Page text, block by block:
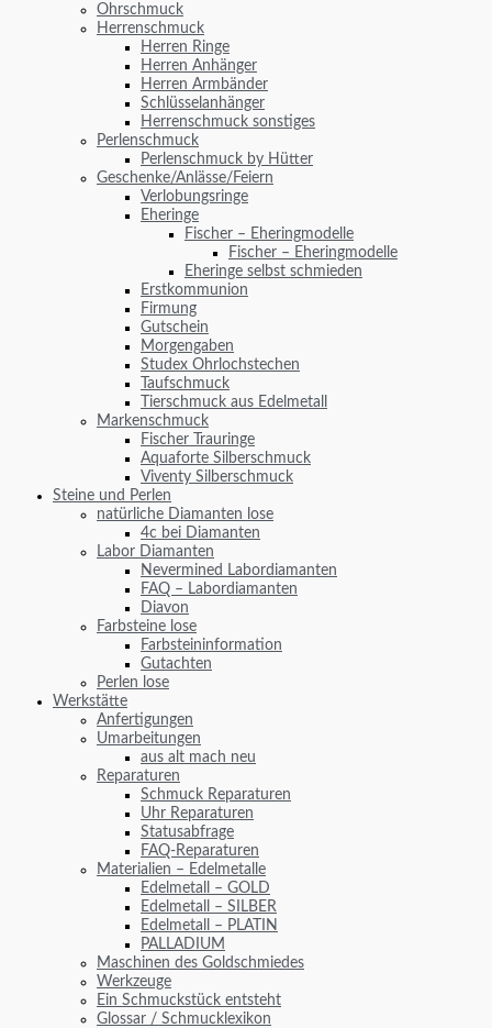
Ohrschmuck
Herrenschmuck
Herren Ringe
Herren Anhänger
Herren Armbänder
Schlüsselanhänger
Herrenschmuck sonstiges
Perlenschmuck
Perlenschmuck by Hütter
Geschenke/Anlässe/Feiern
Verlobungsringe
Eheringe
Fischer – Eheringmodelle
Fischer – Eheringmodelle
Eheringe selbst schmieden
Erstkommunion
Firmung
Gutschein
Morgengaben
Studex Ohrlochstechen
Taufschmuck
Tierschmuck aus Edelmetall
Markenschmuck
Fischer Trauringe
Aquaforte Silberschmuck
Viventy Silberschmuck
Steine und Perlen
natürliche Diamanten lose
4c bei Diamanten
Labor Diamanten
Nevermined Labordiamanten
FAQ – Labordiamanten
Diavon
Farbsteine lose
Farbsteininformation
Gutachten
Perlen lose
Werkstätte
Anfertigungen
Umarbeitungen
aus alt mach neu
Reparaturen
Schmuck Reparaturen
Uhr Reparaturen
Statusabfrage
FAQ-Reparaturen
Materialien – Edelmetalle
Edelmetall – GOLD
Edelmetall – SILBER
Edelmetall – PLATIN
PALLADIUM
Maschinen des Goldschmiedes
Werkzeuge
Ein Schmuckstück entsteht
Glossar / Schmucklexikon